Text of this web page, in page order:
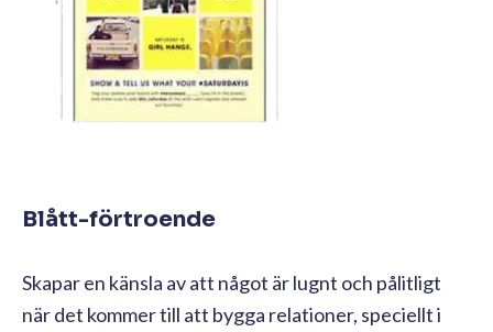
Blått-förtroende
Skapar en känsla av att något är lugnt och pålitligt
när det kommer till att bygga relationer, speciellt i